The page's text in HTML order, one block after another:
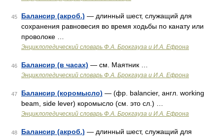
45 Балансир (акроб.) — длинный шест, служащий для
сохранения равновесия во время ходьбы по канату или
проволоке …
Энциклопедический словарь Ф.А. Брокгауза и И.А. Ефрона
46 Балансир (в часах) — см. Маятник …
Энциклопедический словарь Ф.А. Брокгауза и И.А. Ефрона
47 Балансир (коромысло) — (фр. balancier, англ. working
beam, side lever) коромысло (см. это cл.) …
Энциклопедический словарь Ф.А. Брокгауза и И.А. Ефрона
48 Балансир (акроб.) — длинный шест, служащий для